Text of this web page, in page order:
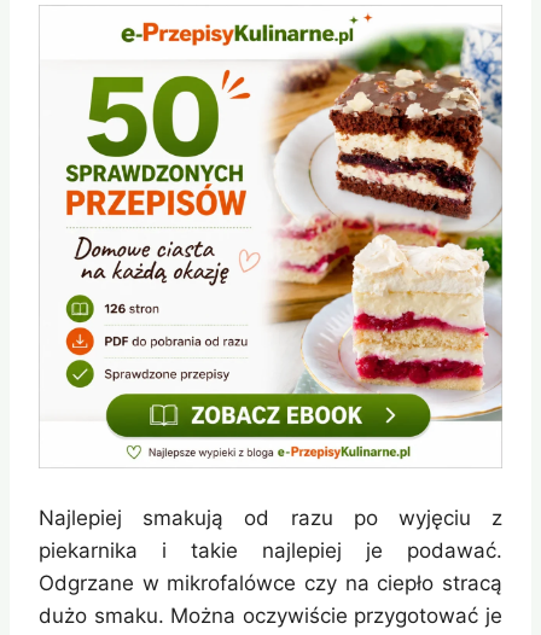
Najlepiej smakują od razu po wyjęciu z
piekarnika i takie najlepiej je podawać.
Odgrzane w mikrofalówce czy na ciepło stracą
dużo smaku. Można oczywiście przygotować je